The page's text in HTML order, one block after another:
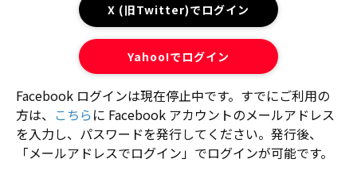
X (旧Twitter)でログイン
Yahoo!でログイン
Facebook ログインは現在停止中です。すでにご利用の
方は、 こちらに Facebook アカウントのメールアドレス
を入力し、パスワードを発行してください。発行後、
「メールアドレスでログイン」でログインが可能です。